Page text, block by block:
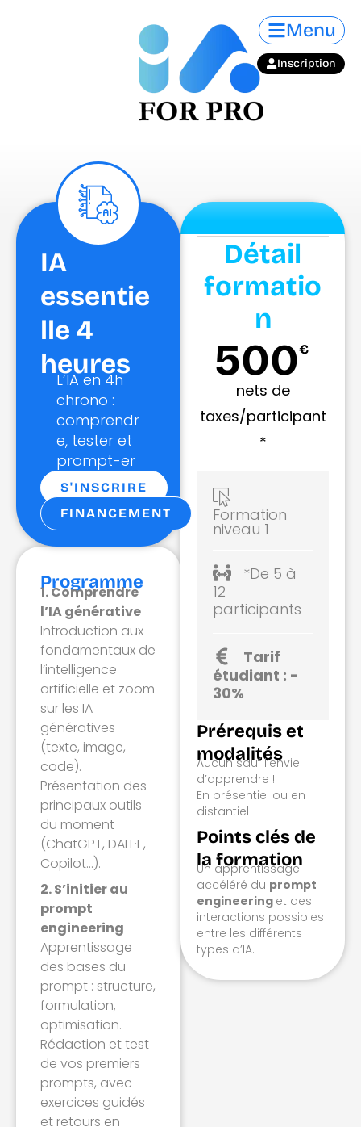
Menu
Inscription
IA
essentie
lle 4
heures
L’IA en 4h
chrono :
comprendr
e, tester et
prompt-er
S'INSCRIRE
FINANCEMENT
Programme
1. Comprendre
l’IA générative
Introduction aux
fondamentaux de
l’intelligence
artificielle et zoom
sur les IA
génératives
(texte, image,
code).
Présentation des
principaux outils
du moment
(ChatGPT, DALL·E,
Copilot…).
2. S’initier au
prompt
engineering
Apprentissage
des bases du
prompt : structure,
formulation,
optimisation.
Rédaction et test
de vos premiers
prompts, avec
exercices guidés
et retours en
Détail
formatio
n
500€
nets de
taxes/participant
*
Formation
niveau 1
*De 5 à
12
participants
Tarif
étudiant : -
30%
Prérequis et
modalités
Aucun sauf l’envie
d’apprendre !
En présentiel ou en
distantiel
Points clés de
la formation
Un apprentissage
accéléré du prompt
engineering et des
interactions possibles
entre les différents
types d’IA.